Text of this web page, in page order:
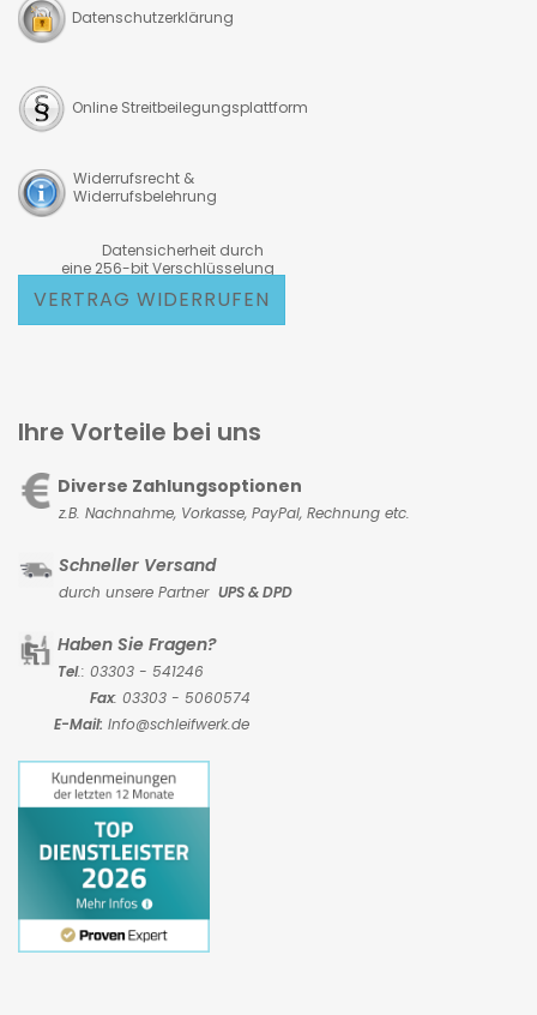
Datenschutzerklärung
Online Streitbeilegungsplattform
Widerrufsrecht &
Widerrufsbelehrung
Datensicherheit durch
eine 256-bit Verschlüsselung
VERTRAG WIDERRUFEN
Ihre Vorteile bei uns
Diverse Zahlungsoptionen
z.B. Nachnahme, Vorkasse, PayPal, Rechnung etc.
Schneller Versand
durch unsere Partner UPS & DPD
Haben Sie Fragen?
Tel.: 03303 - 541246
Fax: 03303 - 5060574
E-Mail: Info@schleifwerk.de